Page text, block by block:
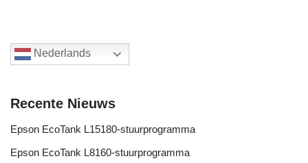
Nederlands
Recente Nieuws
Epson EcoTank L15180-stuurprogramma
Epson EcoTank L8160-stuurprogramma